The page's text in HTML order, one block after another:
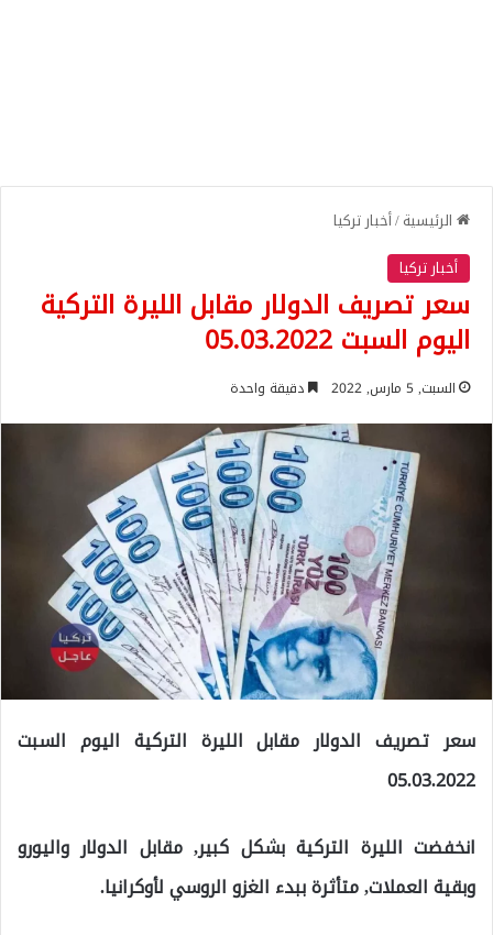
الرئيسية/أخبار تركيا
أخبار تركيا
سعر تصريف الدولار مقابل الليرة التركية
اليوم السبت 05.03.2022
السبت, 5 مارس, 2022 دقيقة واحدة
سعر تصريف الدولار مقابل الليرة التركية اليوم السبت
05.03.2022
انخفضت الليرة التركية بشكل كبير, مقابل الدولار واليورو
وبقية العملات, متأثرة ببدء الغزو الروسي لأوكرانيا.